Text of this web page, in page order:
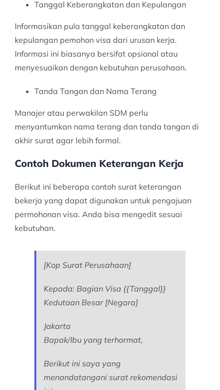
Tanggal Keberangkatan dan Kepulangan
Informasikan pula tanggal keberangkatan dan
kepulangan pemohon visa dari urusan kerja.
Informasi ini biasanya bersifat opsional atau
menyesuaikan dengan kebutuhan perusahaan.
Tanda Tangan dan Nama Terang
Manajer atau perwakilan SDM perlu
menyantumkan nama terang dan tanda tangan di
akhir surat agar lebih formal.
Contoh Dokumen Keterangan Kerja
Berikut ini beberapa contoh surat keterangan
bekerja yang dapat digunakan untuk pengajuan
permohonan visa. Anda bisa mengedit sesuai
kebutuhan.
[Kop Surat Perusahaan]
Kepada: Bagian Visa {{Tanggal}}
Kedutaan Besar [Negara]
Jakarta
Bapak/Ibu yang terhormat,
Berikut ini saya yang
menandatangani surat rekomendasi